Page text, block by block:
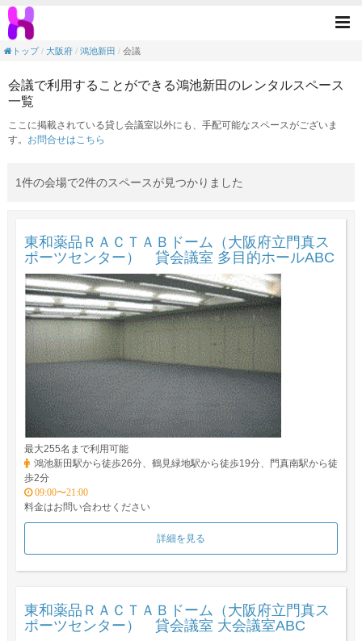
会議の目的で利用できる鴻池新田駅のレン
トップ
大阪府 鴻池新田 会議
会議で利用することができる鴻池新田のレンタルスペース
一覧
ここに掲載されている貸し会議室以外にも、手配可能なスペースがございま
す。 お問合せはこちら
1件の会場で2件のスペースが見つかりました
東和薬品ＲＡＣＴＡＢドーム（大阪府立門真ス
ポーツセンター） 貸会議室 多目的ホールABC
最大255名まで利用可能
鴻池新田駅から徒歩26分、鶴見緑地駅から徒歩19分、門真南駅から徒
歩2分
09:00〜21:00
料金はお問い合わせください
詳細を見る
東和薬品ＲＡＣＴＡＢドーム（大阪府立門真ス
ポーツセンター） 貸会議室 大会議室ABC